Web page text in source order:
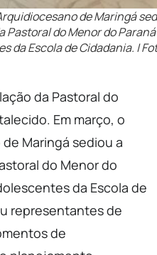
de Maringá
Pastoral do Menor do Paraná
da Escola de Cidadania. |
da Pastoral do
Em março, o
Maringá sediou a
do Menor do
da Escola de
representantes de
de